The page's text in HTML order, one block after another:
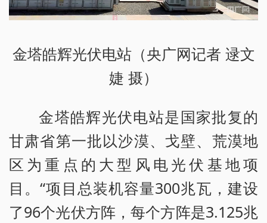
金塔皓辉光伏电站（央广网记者 逯文
婕 摄）
金塔皓辉光伏电站是国家批复的
甘肃省第一批以沙漠、戈壁、荒漠地
区为重点的大型风电光伏基地项
目。“项目总装机容量300兆瓦，建设
了96个光伏方阵，每个方阵是3.125兆